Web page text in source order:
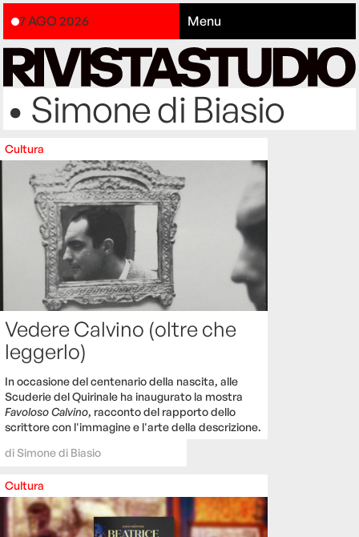
7 AGO 2026 Menu
• Simone di Biasio
Cultura
Vedere Calvino (oltre che
leggerlo)
In occasione del centenario della nascita, alle
Scuderie del Quirinale ha inaugurato la mostra
Favoloso Calvino, racconto del rapporto dello
scrittore con l'immagine e l'arte della descrizione.
diSimone di Biasio
Cultura